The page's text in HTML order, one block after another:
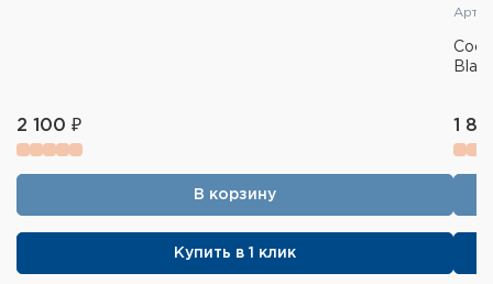
2 100 ₽
В корзину
Купить в 1 клик
1